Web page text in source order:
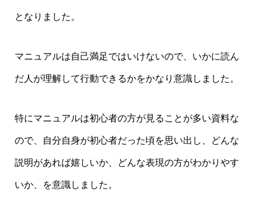
となりました。
マニュアルは自己満足ではいけないので、いかに読ん
だ人が理解して行動できるかをかなり意識しました。
特にマニュアルは初心者の方が見ることが多い資料な
ので、自分自身が初心者だった頃を思い出し、どんな
説明があれば嬉しいか、どんな表現の方がわかりやす
いか、を意識しました。